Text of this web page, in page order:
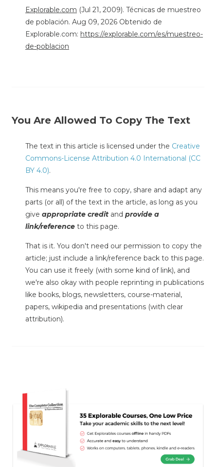
Explorable.com (Jul 21, 2009). Técnicas de muestreo
de población. Aug 09, 2026 Obtenido de
Explorable.com: https://explorable.com/es/muestreo-
de-poblacion
You Are Allowed To Copy The Text
The text in this article is licensed under the Creative
Commons-License Attribution 4.0 International (CC
BY 4.0).
This means you're free to copy, share and adapt any
parts (or all) of the text in the article, as long as you
give appropriate credit and provide a
link/reference to this page.
That is it. You don't need our permission to copy the
article; just include a link/reference back to this page.
You can use it freely (with some kind of link), and
we're also okay with people reprinting in publications
like books, blogs, newsletters, course-material,
papers, wikipedia and presentations (with clear
attribution).